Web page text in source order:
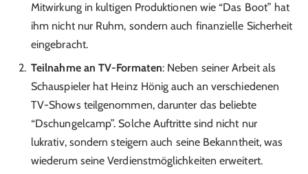
Mitwirkung in kultigen Produktionen wie “Das Boot” hat
ihm nicht nur Ruhm, sondern auch finanzielle Sicherheit
eingebracht.
Teilnahme an TV-Formaten: Neben seiner Arbeit als
Schauspieler hat Heinz Hönig auch an verschiedenen
TV-Shows teilgenommen, darunter das beliebte
“Dschungelcamp”. Solche Auftritte sind nicht nur
lukrativ, sondern steigern auch seine Bekanntheit, was
wiederum seine Verdienstmöglichkeiten erweitert.